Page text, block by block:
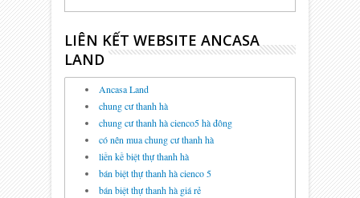
Linh Đàm HUD6 Giá Rẻ Nhất
08 Sep 2014 undefined
CHUNG CƯ HH3 LINH ĐÀM
GIÁ RẺ - DANH SÁCH BÁO
GIÁ CĂN HỘ
07 Aug 2014 undefined
Chung Cư HH2 Linh Đàm -
Bán Chênh Rẻ Hợp Lý
15 Jul 2014
LIÊN KẾT WEBSITE ANCASA
LAND
Ancasa Land
chung cư thanh hà
chung cư thanh hà cienco5 hà đông
có nên mua chung cư thanh hà
liền kề biệt thự thanh hà
bán biệt thự thanh hà cienco 5
bán biệt thự thanh hà giá rẻ